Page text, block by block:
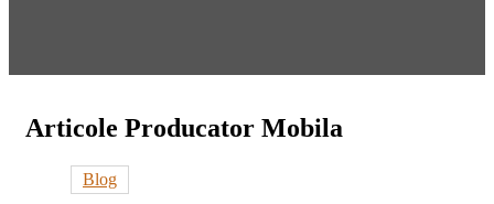
Articole Producator Mobila
Blog